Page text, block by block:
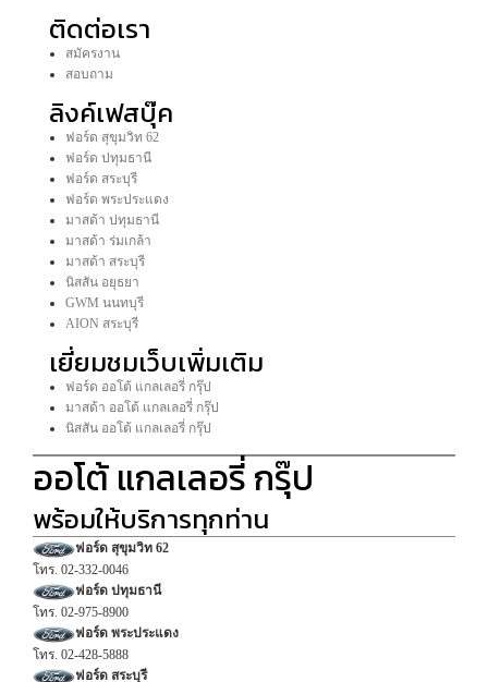
ติดต่อเรา
สมัครงาน
สอบถาม
ลิงค์เฟสบุ๊ค
ฟอร์ด สุขุมวิท 62
ฟอร์ด ปทุมธานี
ฟอร์ด สระบุรี
ฟอร์ด พระประแดง
มาสด้า ปทุมธานี
มาสด้า ร่มเกล้า
มาสด้า สระบุรี
นิสสัน อยุธยา
GWM นนทบุรี
AION สระบุรี
เยี่ยมชมเว็บเพิ่มเติม
ฟอร์ด ออโต้ แกลเลอรี่ กรุ๊ป
มาสด้า ออโต้ แกลเลอรี่ กรุ๊ป
นิสสัน ออโต้ แกลเลอรี่ กรุ๊ป
ออโต้ แกลเลอรี่ กรุ๊ป
พร้อมให้บริการทุกท่าน
ฟอร์ด สุขุมวิท 62
โทร. 02-332-0046
ฟอร์ด ปทุมธานี
โทร. 02-975-8900
ฟอร์ด พระประแดง
โทร. 02-428-5888
ฟอร์ด สระบุรี